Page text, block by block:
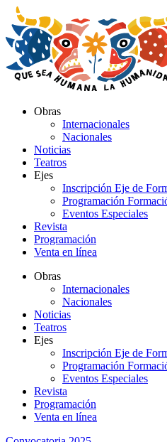
al
contenido
Obras
Internacionales
Nacionales
Noticias
Teatros
Ejes
Inscripción Eje de
Programación
Eventos Especiales
Revista
Programación
Venta en línea
Obras
Internacionales
Nacionales
Noticias
Teatros
Ejes
Inscripción Eje de
Programación
Eventos Especiales
Revista
Programación
Venta en línea